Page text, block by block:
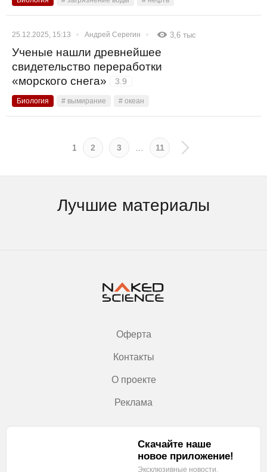
25.12.2025, 15:13 Андрей Серегин 3,6 тыс
Ученые нашли древнейшее
свидетельство переработки
«морского снега»
3.9
Биология # вымирание # океан
1 2 3 11
Лучшие материалы
Оферта
Контакты
О проекте
Реклама
Скачайте наше
новое приложение!
Эксклюзивные новости,